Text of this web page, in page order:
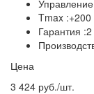
Tmax :+200
Гарантия :2
Цена
3 424 руб./шт.